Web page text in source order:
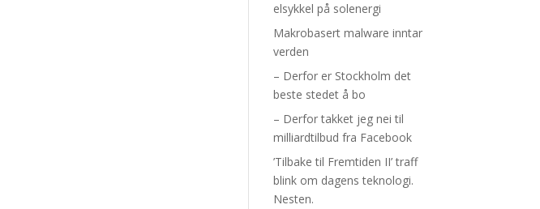
elsykkel på solenergi
Makrobasert malware inntar
verden
– Derfor er Stockholm det
beste stedet å bo
– Derfor takket jeg nei til
milliardtilbud fra Facebook
’Tilbake til Fremtiden II’ traff
blink om dagens teknologi.
Nesten.